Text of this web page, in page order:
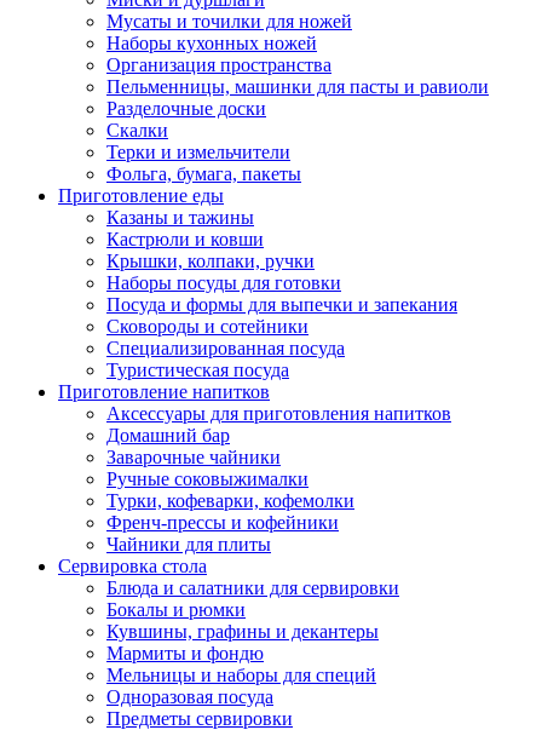
Мусаты и точилки для ножей
Наборы кухонных ножей
Организация пространства
Пельменницы, машинки для пасты и равиоли
Разделочные доски
Скалки
Терки и измельчители
Фольга, бумага, пакеты
Приготовление еды
Казаны и тажины
Кастрюли и ковши
Крышки, колпаки, ручки
Наборы посуды для готовки
Посуда и формы для выпечки и запекания
Сковороды и сотейники
Специализированная посуда
Туристическая посуда
Приготовление напитков
Аксессуары для приготовления напитков
Домашний бар
Заварочные чайники
Ручные соковыжималки
Турки, кофеварки, кофемолки
Френч-прессы и кофейники
Чайники для плиты
Сервировка стола
Блюда и салатники для сервировки
Бокалы и рюмки
Кувшины, графины и декантеры
Мармиты и фондю
Мельницы и наборы для специй
Одноразовая посуда
Предметы сервировки